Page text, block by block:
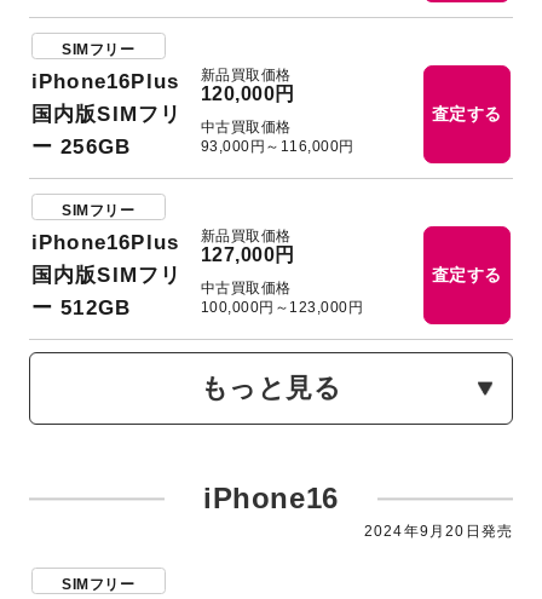
SIMフリー
iPhone16Plus
国内版SIMフリ
ー 256GB
新品買取価格
120,000円
中古買取価格
93,000円～116,000円
査定する
SIMフリー
iPhone16Plus
国内版SIMフリ
ー 512GB
新品買取価格
127,000円
中古買取価格
100,000円～123,000円
査定する
もっと見る
iPhone16
2024年9月20日発売
SIMフリー